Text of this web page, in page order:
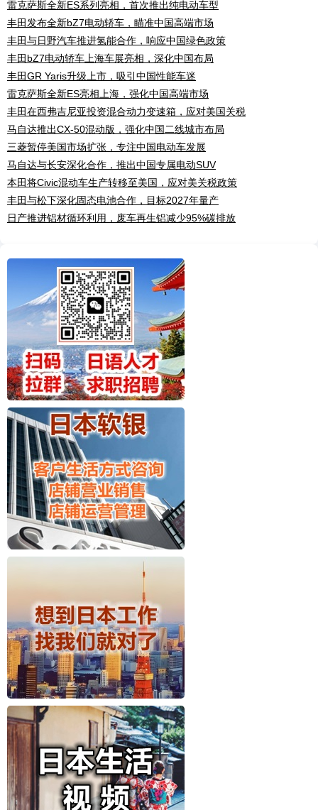
雷克萨斯全新ES系列亮相，首次推出纯电动车型
丰田发布全新bZ7电动轿车，瞄准中国高端市场
丰田与日野汽车推进氢能合作，响应中国绿色政策
丰田bZ7电动轿车上海车展亮相，深化中国布局
丰田GR Yaris升级上市，吸引中国性能车迷
雷克萨斯全新ES亮相上海，强化中国高端市场
丰田在西弗吉尼亚投资混合动力变速箱，应对美国关税
马自达推出CX-50混动版，强化中国二线城市布局
三菱暂停美国市场扩张，专注中国电动车发展
马自达与长安深化合作，推出中国专属电动SUV
本田将Civic混动车生产转移至美国，应对美关税政策
丰田与松下深化固态电池合作，目标2027年量产
日产推进铝材循环利用，废车再生铝减少95%碳排放